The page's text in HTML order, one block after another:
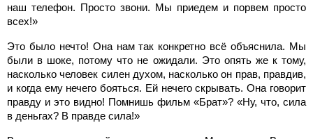
наш телефон. Просто звони. Мы приедем и порвем просто
всех!»
Это было нечто! Она нам так конкретно всё объяснила. Мы
были в шоке, потому что не ожидали. Это опять же к тому,
насколько человек силен духом, насколько он прав, правдив,
и когда ему нечего бояться. Ей нечего скрывать. Она говорит
правду и это видно! Помнишь фильм «Брат»? «Ну, что, сила
в деньгах? В правде сила!»